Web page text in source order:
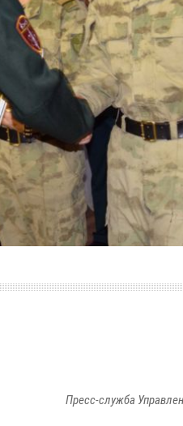
Пресс-служба